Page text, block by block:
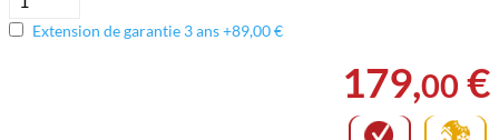
Extension de garantie 3 ans +89,00 €
179,00 €